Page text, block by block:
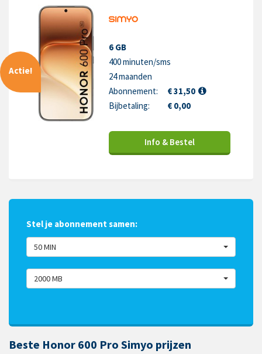
Actie!
6 GB
400 minuten/sms
24 maanden
Abonnement:
€ 31,50
Bijbetaling:
€ 0,00
Info & Bestel
Stel je abonnement samen:
50 MIN
2000 MB
Beste Honor 600 Pro Simyo prijzen